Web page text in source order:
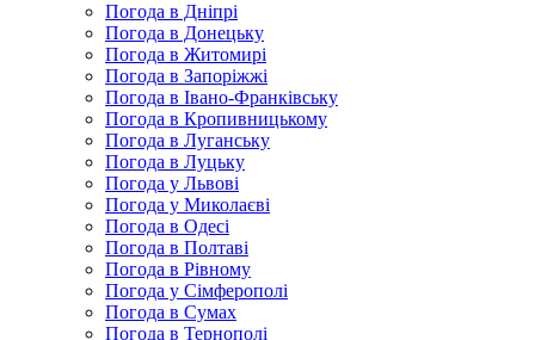
Погода в Дніпрі
Погода в Донецьку
Погода в Житомирі
Погода в Запоріжжі
Погода в Івано-Франківську
Погода в Кропивницькому
Погода в Луганську
Погода в Луцьку
Погода у Львові
Погода у Миколаєві
Погода в Одесі
Погода в Полтаві
Погода в Рівному
Погода у Сімферополі
Погода в Сумах
Погода в Тернополі